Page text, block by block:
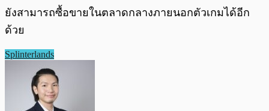
ยังสามารถซื้อขายในตลาดกลางภายนอกตัวเกมได้อีก
ด้วย
Splinterlands